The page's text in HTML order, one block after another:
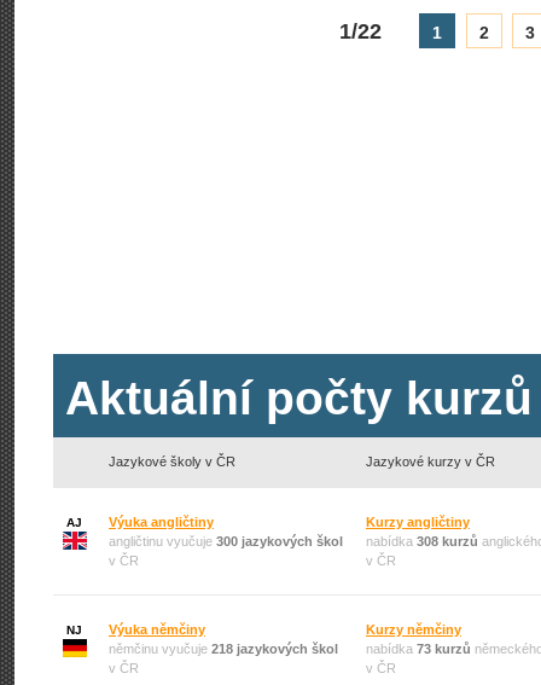
1/22 1 2 3
Aktuální počty
Jazykové školy v ČR Jazykové kurzy v ČR
AJ
Výuka angličtiny
angličtinu vyučuje 300 jazykových škol
v ČR
Kurzy angličtiny
nabídka 308 kurzů
v ČR
NJ
Výuka němčiny
němčinu vyučuje 218 jazykových škol
v ČR
Kurzy němčiny
nabídka 73 kurzů
v ČR